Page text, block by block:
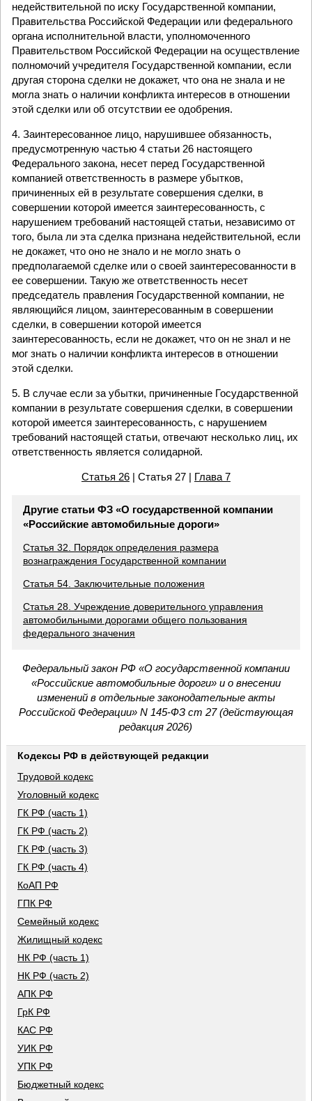
недействительной по иску Государственной компании,
Правительства Российской Федерации или федерального
органа исполнительной власти, уполномоченного
Правительством Российской Федерации на осуществление
полномочий учредителя Государственной компании, если
другая сторона сделки не докажет, что она не знала и не
могла знать о наличии конфликта интересов в отношении
этой сделки или об отсутствии ее одобрения.
4. Заинтересованное лицо, нарушившее обязанность,
предусмотренную частью 4 статьи 26 настоящего
Федерального закона, несет перед Государственной
компанией ответственность в размере убытков,
причиненных ей в результате совершения сделки, в
совершении которой имеется заинтересованность, с
нарушением требований настоящей статьи, независимо от
того, была ли эта сделка признана недействительной, если
не докажет, что оно не знало и не могло знать о
предполагаемой сделке или о своей заинтересованности в
ее совершении. Такую же ответственность несет
председатель правления Государственной компании, не
являющийся лицом, заинтересованным в совершении
сделки, в совершении которой имеется
заинтересованность, если не докажет, что он не знал и не
мог знать о наличии конфликта интересов в отношении
этой сделки.
5. В случае если за убытки, причиненные Государственной
компании в результате совершения сделки, в совершении
которой имеется заинтересованность, с нарушением
требований настоящей статьи, отвечают несколько лиц, их
ответственность является солидарной.
Статья 26| Статья 27 | Глава 7
Другие статьи ФЗ «О государственной компании
«Российские автомобильные дороги»
Статья 32. Порядок определения размера
вознаграждения Государственной компании
Статья 54. Заключительные положения
Статья 28. Учреждение доверительного управления
автомобильными дорогами общего пользования
федерального значения
Федеральный закон РФ «О государственной компании
«Российские автомобильные дороги» и о внесении
изменений в отдельные законодательные акты
Российской Федерации» N 145-ФЗ ст 27 (действующая
редакция 2026)
Кодексы РФ в действующей редакции
Трудовой кодекс
Уголовный кодекс
ГК РФ (часть 1)
ГК РФ (часть 2)
ГК РФ (часть 3)
ГК РФ (часть 4)
КоАП РФ
ГПК РФ
Семейный кодекс
Жилищный кодекс
НК РФ (часть 1)
НК РФ (часть 2)
АПК РФ
ГрК РФ
КАС РФ
УИК РФ
УПК РФ
Бюджетный кодекс